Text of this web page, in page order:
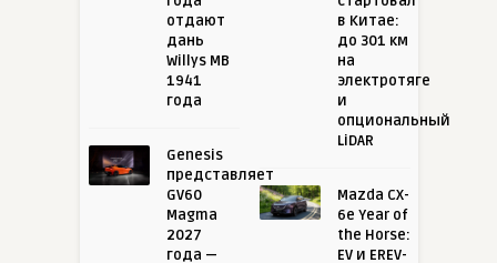
отдают
дань
Willys MB
1941
года
Genesis
представляет
GV60
Magma
2027
года —
в Китае:
до 301 км
на
электротяге
и
опциональный
LiDAR
Mazda CX-
6e Year of
the Horse:
EV и EREV-